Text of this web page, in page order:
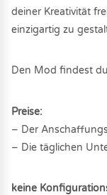
deiner Kreativität
einzigartig zu
Den Mod findest
Preise:
– Der
– Die täglichen
keine